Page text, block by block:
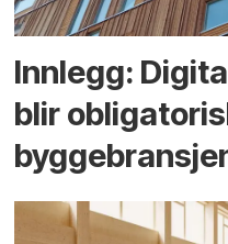
Innlegg:
blir